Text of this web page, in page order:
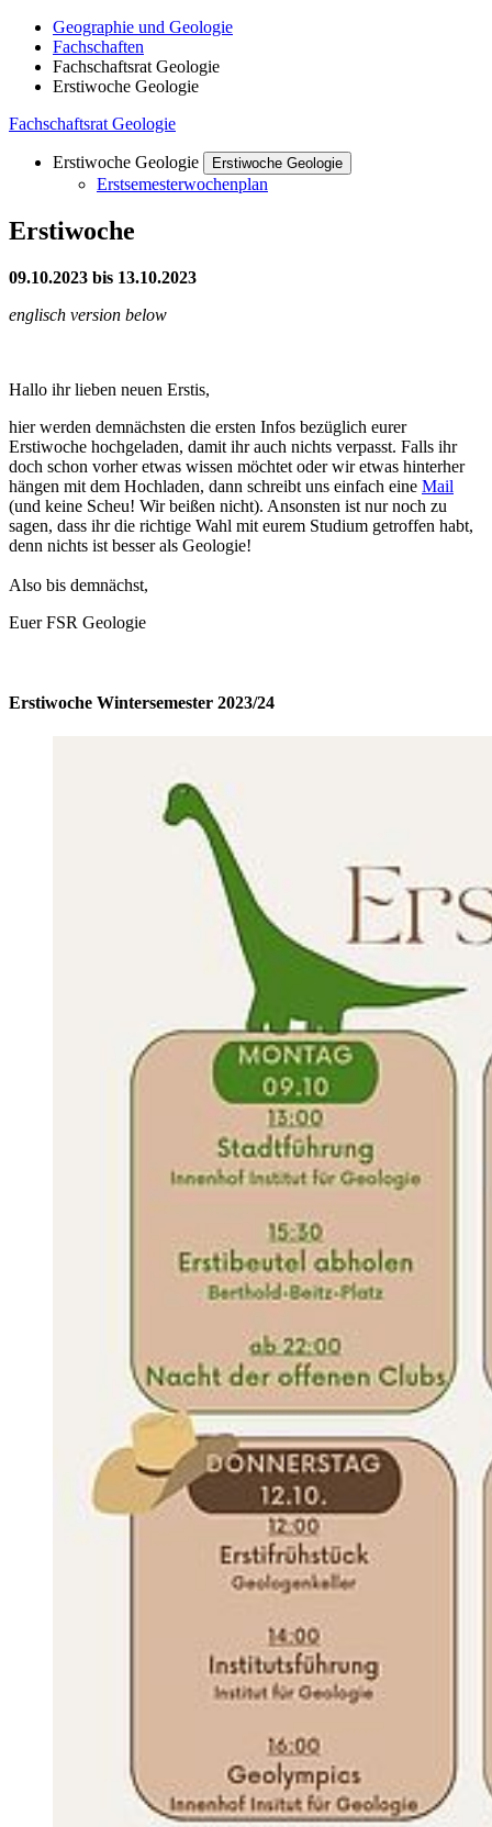
Geographie und Geologie
Fachschaften
Fachschaftsrat Geologie
Erstiwoche Geologie
Fachschaftsrat Geologie
Erstiwoche Geologie Erstiwoche Geologie
Erstsemesterwochenplan
Erstiwoche
09.10.2023 bis 13.10.2023
englisch version below
Hallo ihr lieben neuen Erstis,
hier werden demnächsten die ersten Infos bezüglich eurer
Erstiwoche hochgeladen, damit ihr auch nichts verpasst. Falls ihr
doch schon vorher etwas wissen möchtet oder wir etwas hinterher
hängen mit dem Hochladen, dann schreibt uns einfach eine Mail
(und keine Scheu! Wir beißen nicht). Ansonsten ist nur noch zu
sagen, dass ihr die richtige Wahl mit eurem Studium getroffen habt,
denn nichts ist besser als Geologie!
Also bis demnächst,
Euer FSR Geologie
Erstiwoche Wintersemester 2023/24